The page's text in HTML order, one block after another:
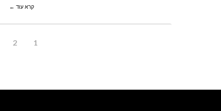
קרא עוד ←
1
2